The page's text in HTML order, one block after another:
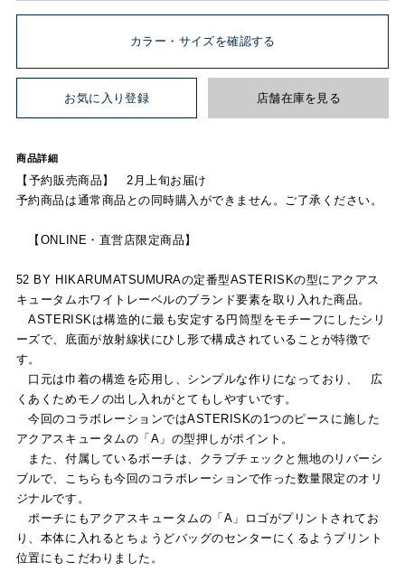
カラー・サイズを確認する
お気に入り登録 店舗在庫を見る
商品詳細
【予約販売商品】 2月上旬お届け
予約商品は通常商品との同時購入ができません。ご了承ください。
【ONLINE・直営店限定商品】
52 BY HIKARUMATSUMURAの定番型ASTERISKの型にアクアス
キュータムホワイトレーベルのブランド要素を取り入れた商品。
ASTERISKは構造的に最も安定する円筒型をモチーフにしたシリ
ーズで、底面が放射線状にひし形で構成されていることが特徴で
す。
口元は巾着の構造を応用し、シンプルな作りになっており、 広
くあくためモノの出し入れがとてもしやすいです。
今回のコラボレーションではASTERISKの1つのピースに施した
アクアスキュータムの「A」の型押しがポイント。
また、付属しているポーチは、クラブチェックと無地のリバーシ
ブルで、こちらも今回のコラボレーションで作った数量限定のオリ
ジナルです。
ポーチにもアクアスキュータムの「A」ロゴがプリントされてお
り、本体に入れるとちょうどバッグのセンターにくるようプリント
位置にもこだわりました。